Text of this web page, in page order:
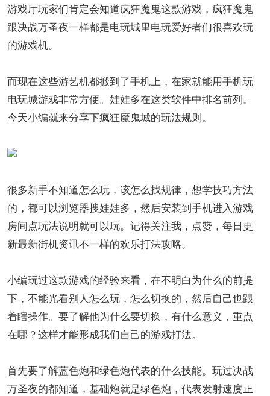
游戏厅玩家们肯定会知道疯狂魔鬼这款游戏，疯狂魔鬼
跟决战万圣夜一样都是电玩城里电玩爱好者们很喜欢玩
的游戏机。
而现在这些游艺机都搬到了手机上，在家就能用手机玩
电玩城游戏非常方便。娃娃多在这类软件中排名前列。
今天小编就来分享下疯狂魔鬼城的玩法规则。
很多新手不知道怎么玩，该怎么找规律，想学技巧方法
的，都可以浏览器搜娃娃多，然后安装到手机进入游戏
房间点玩法说明就可以玩。记得关注我，点赞，每日更
新最新街机资讯不一样的欢乐打法攻略。
小编玩过这款游戏的经验来看，在不明白为什么的前提
下，不能光看别人怎么玩，怎么切换的，然后自己也跟
着瞎操作。要了解他为什么要切换，有什么意义，重点
在哪？这样才能形成我们自己的游戏打法。
首先要了解蓝色炮和绿色炮代表的什么技能。玩过决战
万圣夜的都知道，基础炮就是绿色炮，代表发射速度正